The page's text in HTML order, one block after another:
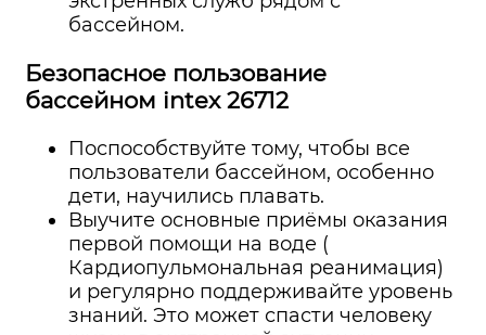
бассейном.
Безопасное пользование
бассейном intex 26712
Поспособствуйте тому, чтобы все
пользователи бассейном, особенно
дети, научились плавать.
Выучите основные приёмы оказания
первой помощи на воде (
Кардиопульмональная реанимация)
и регулярно поддерживайте уровень
знаний. Это может спасти человеку